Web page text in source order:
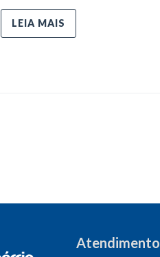
LEIA MAIS
Atendimento